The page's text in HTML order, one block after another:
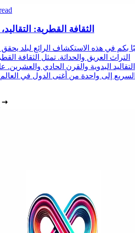
الثقافة القطرية:
بكم في هذه الاستكشاف الرائع لبلد يحقق
التراث العريق والحداثة. تمثل الثقافة
التقاليد البدوية والقرن الحادي
إلى واحدة من أغنى الدول في